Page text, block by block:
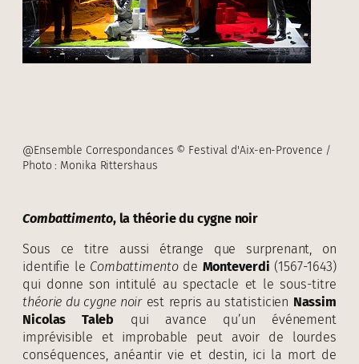
@Ensemble Correspondances © Festival d'Aix-en-Provence /
Photo : Monika Rittershaus
Combattimento, la théorie du cygne noir
Sous ce titre aussi étrange que surprenant, on
identifie le Combattimentode Monteverdi (1567-1643)
qui donne son intitulé au spectacle et le sous-titre
théorie du cygne noirest repris au statisticien Nassim
Nicolas Taleb qui avance qu’un événement
imprévisible et improbable peut avoir de lourdes
conséquences, anéantir vie et destin, ici la mort de